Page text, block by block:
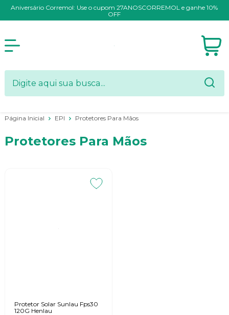
Aniversário Corremol: Use o cupom 27ANOSCORREMOL e ganhe 10%
OFF
Página Inicial EPI Protetores Para Mãos
Protetores Para Mãos
Protetor Solar Sunlau Fps30
120G Henlau